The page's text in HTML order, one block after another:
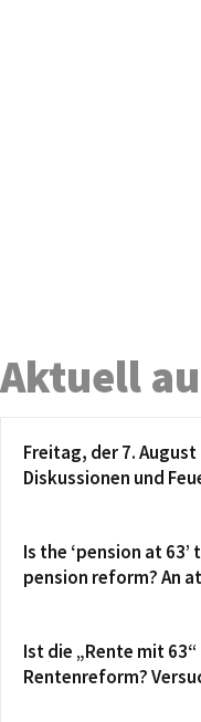
Aktuell
Freitag, der 7. August
Diskussionen und
Is the ‘pension at
pension reform? An
Ist die „Rente mit
Rentenreform?